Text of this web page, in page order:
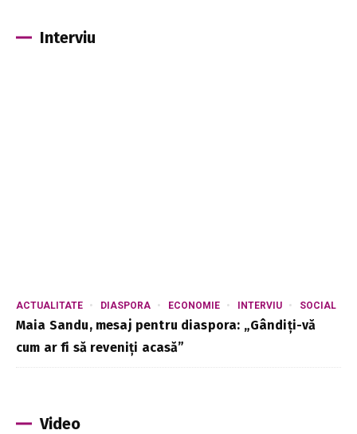
Interviu
ACTUALITATE DIASPORA ECONOMIE INTERVIU SOCIAL
Maia Sandu, mesaj pentru diaspora: „Gândiți-vă
cum ar fi să reveniți acasă”
Video